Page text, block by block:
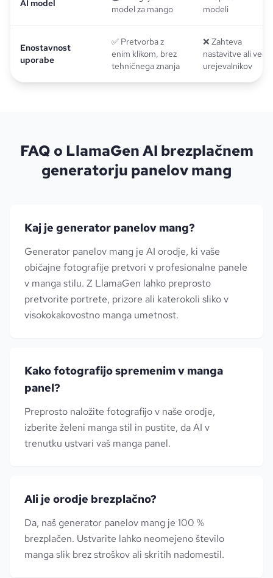
AI model
model za mango
modeli
Enostavnost
uporabe
✅ Pretvorba z
enim klikom, brez
tehničnega znanja
❌ Zahteva
nastavitve ali več
urejevalnikov
FAQ o LlamaGen AI brezplačnem
generatorju panelov mang
Kaj je generator panelov mang?
Generator panelov mang je AI orodje, ki vaše
običajne fotografije pretvori v profesionalne panele
v manga stilu. Z LlamaGen lahko preprosto
pretvorite portrete, prizore ali katerokoli sliko v
visokokakovostno manga umetnost.
Kako fotografijo spremenim v manga
panel?
Preprosto naložite fotografijo v naše orodje,
izberite želeni manga stil in pustite, da AI v
trenutku ustvari vaš manga panel.
Ali je orodje brezplačno?
Da, naš generator panelov mang je 100 %
brezplačen. Ustvarite lahko neomejeno število
manga slik brez stroškov ali skritih nadomestil.